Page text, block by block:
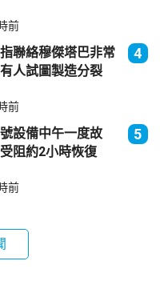
前
聯絡穆傑塔巴非常
人試圖製造分裂
4
前
設備中午一度故
阻約2小時恢復
5
前